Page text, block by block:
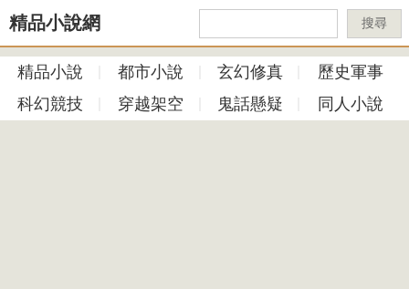
精品小說網 搜尋
精品小說 都市小說 玄幻修真
歷史軍事
科幻競技
穿越架空 鬼話懸疑 同人小說